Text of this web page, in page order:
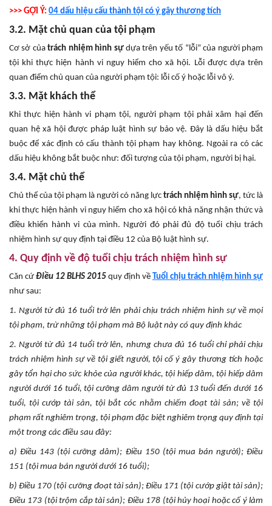
>>> GỢI Ý: 04 dấu hiệu cấu thành tội có ý gây thương tích
3.2. Mặt chủ quan của tội phạm
Cơ sở củatrách nhiệm hình sựdựa trên yếu tố “lỗi” của người phạm
tội khi thực hiện hành vi nguy hiểm cho xã hội. Lỗi được dựa trên
quan điểm chủ quan của người phạm tội: lỗi cố ý hoặc lỗi vô ý.
3.3. Mặt khách thể
Khi thực hiện hành vi phạm tội, người phạm tội phải xâm hại đến
quan hệ xã hội được pháp luật hình sự bảo vệ. Đây là dấu hiệu bắt
buộc để xác định có cấu thành tội phạm hay không. Ngoài ra có các
dấu hiệu không bắt buộc như: đối tượng của tội phạm, người bị hại.
3.4. Mặt chủ thể
Chủ thể của tội phạm là người có năng lực trách nhiệm hình sự, tức là
khi thực hiện hành vi nguy hiểm cho xã hội có khả năng nhận thức và
điều khiển hành vi của mình. Người đó phải đủ độ tuổi chịu trách
nhiệm hình sự quy định tại điều 12 của Bộ luật hình sự.
4. Quy định về độ tuổi chịu trách nhiệm hình sự
Căn cứ Điều 12 BLHS 2015 quy định về Tuổi chịu trách nhiệm hình sự
như sau:
1. Người từ đủ 16 tuổi trở lên phải chịu trách nhiệm hình sự về mọi
tội phạm, trừ những tội phạm mà Bộ luật này có quy định khác
2. Người từ đủ 14 tuổi trở lên, nhưng chưa đủ 16 tuổi chỉ phải chịu
trách nhiệm hình sự về tội giết người, tội cố ý gây thương tích hoặc
gây tổn hại cho sức khỏe của người khác, tội hiếp dâm, tội hiếp dâm
người dưới 16 tuổi, tội cưỡng dâm người từ đủ 13 tuổi đến dưới 16
tuổi, tội cướp tài sản, tội bắt cóc nhằm chiếm đoạt tài sản; về tội
phạm rất nghiêm trọng, tội phạm đặc biệt nghiêm trọng quy định tại
một trong các điều sau đây:
a) Điều 143 (tội cưỡng dâm); Điều 150 (tội mua bán người); Điều
151 (tội mua bán người dưới 16 tuổi);
b) Điều 170 (tội cưỡng đoạt tài sản); Điều 171 (tội cướp giật tài sản);
Điều 173 (tội trộm cắp tài sản); Điều 178 (tội hủy hoại hoặc cố ý làm